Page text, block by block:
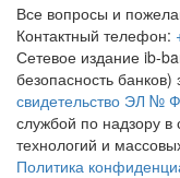
Все вопросы и
Контактный телефон:
Сетевое издание ib-
безопасность
свидетельство ЭЛ №
службой по надзору
технологий и
Политика